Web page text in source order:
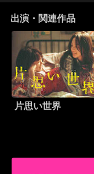
出演・関連作品
片思い世界